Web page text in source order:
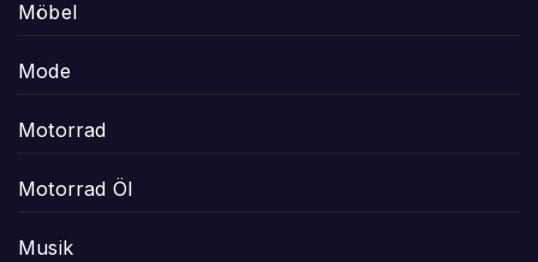
Möbel
Mode
Motorrad
Motorrad Öl
Musik